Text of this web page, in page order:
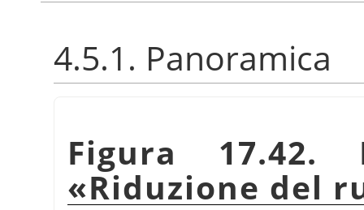
4.5.1. Panoramica
Figura
«Riduzione del